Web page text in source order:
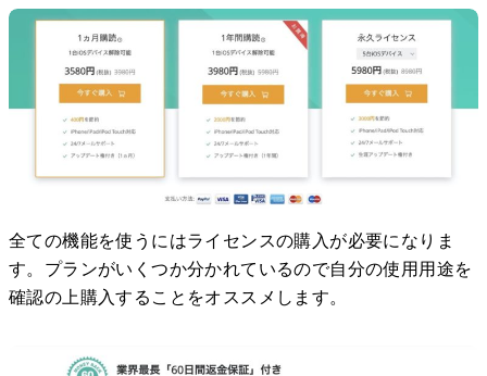
全ての機能を使うにはライセンスの購入が必要になりま
す。プランがいくつか分かれているので自分の使用用途を
確認の上購入することをオススメします。